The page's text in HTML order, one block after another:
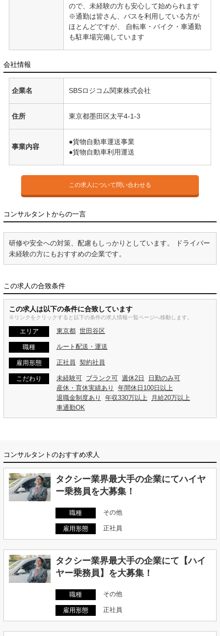
ので、未経験の方も安心して始められます
※通勤は皆さん、バスを利用している方が
ほとんどですが、 自転車・バイク・車通勤
も駐車場完備しています
会社情報
企業名 SBSロジコム関東株式会社
住所 東京都墨田区太平4-1-3
事業内容
●貨物自動車運送事業
●貨物自動車利用運送
この求人について問い合わせる
コンサルタントからの一言
研修や安全への対策、配慮もしっかりとしています。 ドライバー
未経験の方にもおすすめの企業です。
この求人の合致条件
この求人は以下の条件に合致しています
※リンクをクリックすると以下の条件の求人情報一覧ページへ移動します。
エリア 東京都 世田谷区
職種 ルート配送・運送
雇用形態 正社員 契約社員
こだわり 未経験可 ブランク可 週休2日
日勤のみ可
産休・育休実績あり
年間休日100日以上
退職金制度あり
年収330万以上
月給20万以上
車通勤OK
コンサルタントのおすすめ求人
タクシー業界最大手の企業にてハイヤ
ー乗務員を大募集！
職種 その他
雇用形態 正社員
タクシー業界最大手の企業にて【ハイ
ヤー乗務員】を大募集！
職種 その他
雇用形態 正社員